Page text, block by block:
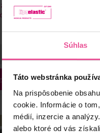
Súhlas
Táto webstránka
Na prispôsobenie
cookie. Informácie o
médií, inzercie a
alebo ktoré od vás
filtra